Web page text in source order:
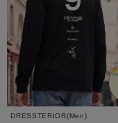
DRESSTERIOR(Men)